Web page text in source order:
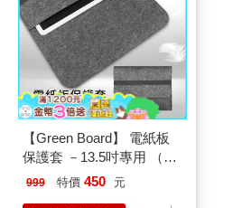
【Green Board】 電紙板
保護套 －13.5吋專用 （適
用平板電腦 防潑水、防
999 特價 450 元